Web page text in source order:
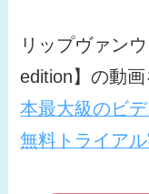
リップヴァン
edition】の動
本最大級のビ
無料トライアル